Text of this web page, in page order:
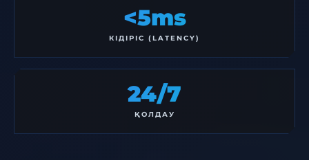
<5ms
КІДІРІС (LATENCY)
24/7
ҚОЛДАУ